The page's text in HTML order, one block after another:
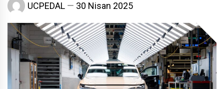
UCPEDAL 30 Nisan 2025